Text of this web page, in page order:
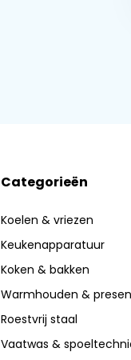
Categorieën
Koelen & vriezen
Keukenapparatuur
Koken & bakken
Warmhouden &
Roestvrij staal
Vaatwas &